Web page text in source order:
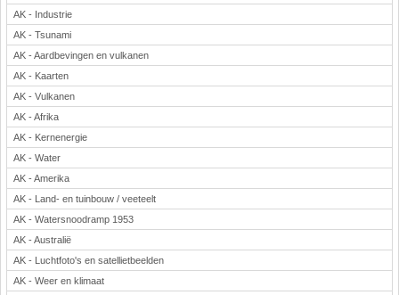
Levensbeschouwing
Lichamelijke opvoeding
Muziek
Natuurkunde
Nederlands
Rekenen
Scheikunde
Sport
Techniek
Verkeer
Wiskunde
Onderwerpen
Apps en tablets
AK - Industrie
AK - Tsunami
AK - Aardbevingen en vulkanen
AK - Kaarten
AK - Vulkanen
AK - Afrika
AK - Kernenergie
AK - Water
AK - Amerika
AK - Land- en tuinbouw / veeteelt
AK - Watersnoodramp 1953
AK - Australië
AK - Luchtfoto's en satellietbeelden
AK - Weer en klimaat